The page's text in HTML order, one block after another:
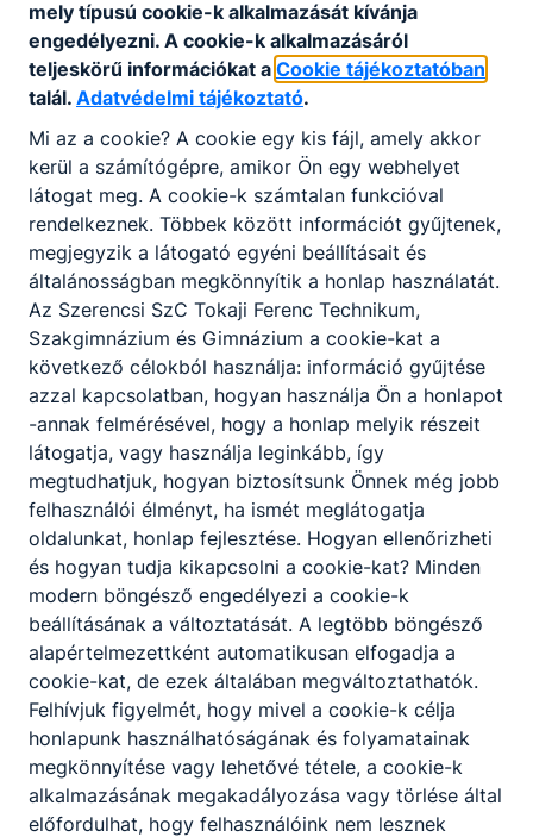
„Mesterségek játszótere” – avagy a
TFG-s gyereknap a legkisebbeknek😊
2026. júl. 13.
mely típusú cookie-k alkalmazását kívánja
engedélyezni. A cookie-k alkalmazásáról
teljeskörű információkat a Cookie tájékoztatóban
talál. Adatvédelmi tájékoztató.
Mi az a cookie? A cookie egy kis fájl, amely akkor
kerül a számítógépre, amikor Ön egy webhelyet
látogat meg. A cookie-k számtalan funkcióval
rendelkeznek. Többek között információt gyűjtenek,
megjegyzik a látogató egyéni beállításait és
általánosságban megkönnyítik a honlap használatát.
Az Szerencsi SzC Tokaji Ferenc Technikum,
Szakgimnázium és Gimnázium a cookie-kat a
következő célokból használja: információ gyűjtése
azzal kapcsolatban, hogyan használja Ön a honlapot
-annak felmérésével, hogy a honlap melyik részeit
látogatja, vagy használja leginkább, így
megtudhatjuk, hogyan biztosítsunk Önnek még jobb
felhasználói élményt, ha ismét meglátogatja
oldalunkat, honlap fejlesztése. Hogyan ellenőrizheti
és hogyan tudja kikapcsolni a cookie-kat? Minden
modern böngésző engedélyezi a cookie-k
beállításának a változtatását. A legtöbb böngésző
alapértelmezettként automatikusan elfogadja a
cookie-kat, de ezek általában megváltoztathatók.
Felhívjuk figyelmét, hogy mivel a cookie-k célja
honlapunk használhatóságának és folyamatainak
megkönnyítése vagy lehetővé tétele, a cookie-k
alkalmazásának megakadályozása vagy törlése által
előfordulhat, hogy felhasználóink nem lesznek